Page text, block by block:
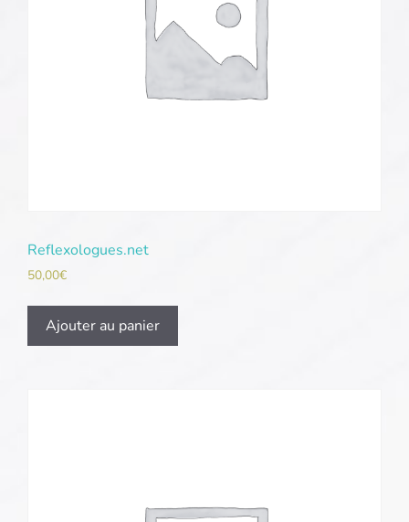
Reflexologues.net
50,00€
Ajouter au panier